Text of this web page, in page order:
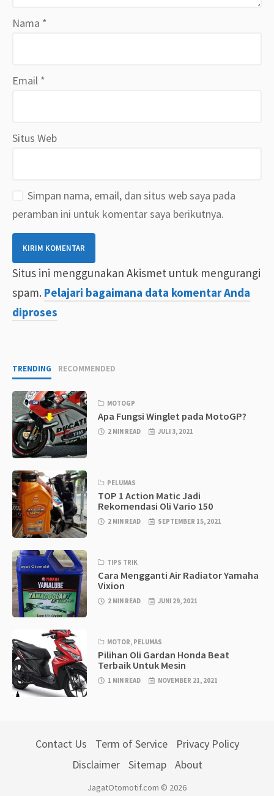
Nama *
Email *
Situs Web
Simpan nama, email, dan situs web saya pada
peramban ini untuk komentar saya berikutnya.
Situs ini menggunakan Akismet untuk mengurangi
spam. Pelajari bagaimana data komentar Anda
diproses
TRENDING RECOMMENDED
MOTOGP
Apa Fungsi Winglet pada MotoGP?
2 MIN READ JULI 3, 2021
PELUMAS
TOP 1 Action Matic Jadi
Rekomendasi Oli Vario 150
2 MIN READ SEPTEMBER 15, 2021
TIPS TRIK
Cara Mengganti Air Radiator Yamaha
Vixion
2 MIN READ JUNI 29, 2021
MOTOR, PELUMAS
Pilihan Oli Gardan Honda Beat
Terbaik Untuk Mesin
1 MIN READ NOVEMBER 21, 2021
Contact Us Term of Service
Privacy Policy
Disclaimer
Sitemap About
JagatOtomotif.com © 2026